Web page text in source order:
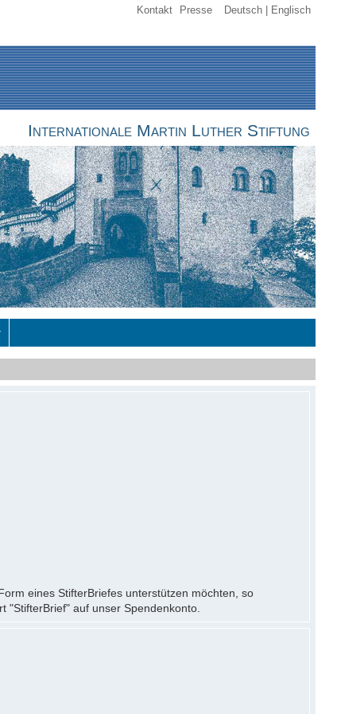
Kontakt Presse Deutsch Englisch
Internationale Martin Luther Stiftung
eines StifterBriefes unterstützen möchten, so
auf unser Spendenkonto.